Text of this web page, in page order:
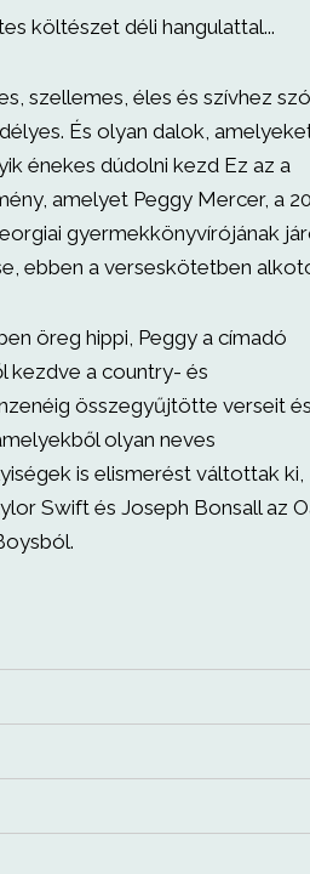
költészet déli hangulattal...
szellemes, éles és szívhez
És olyan dalok,
énekes dúdolni kezd Ez az a
amelyet Peggy Mercer, a
gyermekkönyvírójának
ebben a verseskötetben
öreg hippi, Peggy a címadó
kezdve a country- és
összegyűjtötte verseit és
olyan neves
is elismerést váltottak ki,
Swift és Joseph Bonsall az